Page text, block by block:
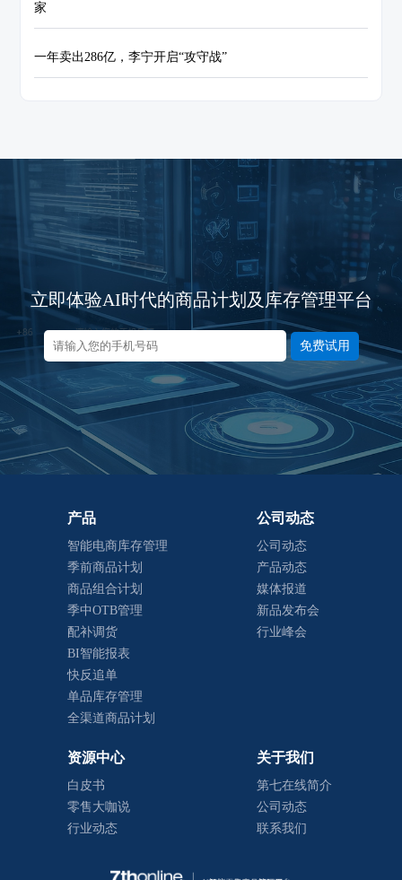
家
一年卖出286亿，李宁开启“攻守战”
立即体验AI时代的商品计划及库存管理平台
免费试用
产品
智能电商库存管理
季前商品计划
商品组合计划
季中OTB管理
配补调货
BI智能报表
快反追单
单品库存管理
全渠道商品计划
公司动态
公司动态
产品动态
媒体报道
新品发布会
行业峰会
资源中心
白皮书
零售大咖说
行业动态
关于我们
第七在线简介
公司动态
联系我们